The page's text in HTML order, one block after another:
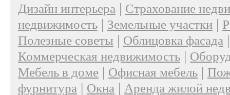
Дизайн интерьера | Страхование
недвижимость | Земельные участки |
Полезные советы | Облицовка фасада
Коммерческая недвижимость |
Мебель в доме | Офисная мебель |
фурнитура | Окна | Аренда жилой